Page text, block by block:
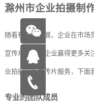
滁州市企业拍摄制
随着社会的发展，企业在市场
宣传片可以为企业赢得更多关
业拍摄制作宣传片服务，下面
专业的团队成员
在线咨